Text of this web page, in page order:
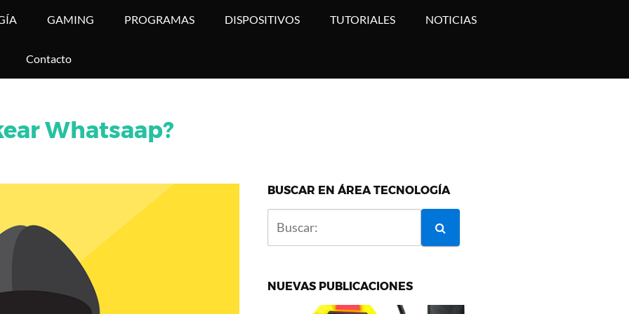
GAMING PROGRAMAS DISPOSITIVOS TUTORIALES NOTICIAS
Contacto
Whatsaap?
BUSCAR EN ÁREA TECNOLOGÍA
NUEVAS PUBLICACIONES